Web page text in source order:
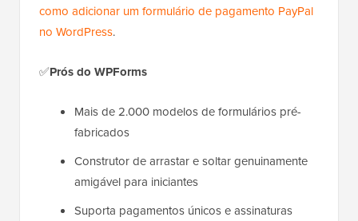
como adicionar um formulário de pagamento PayPal
no WordPress.
✅Prós do WPForms
Mais de 2.000 modelos de formulários pré-
fabricados
Construtor de arrastar e soltar genuinamente
amigável para iniciantes
Suporta pagamentos únicos e assinaturas